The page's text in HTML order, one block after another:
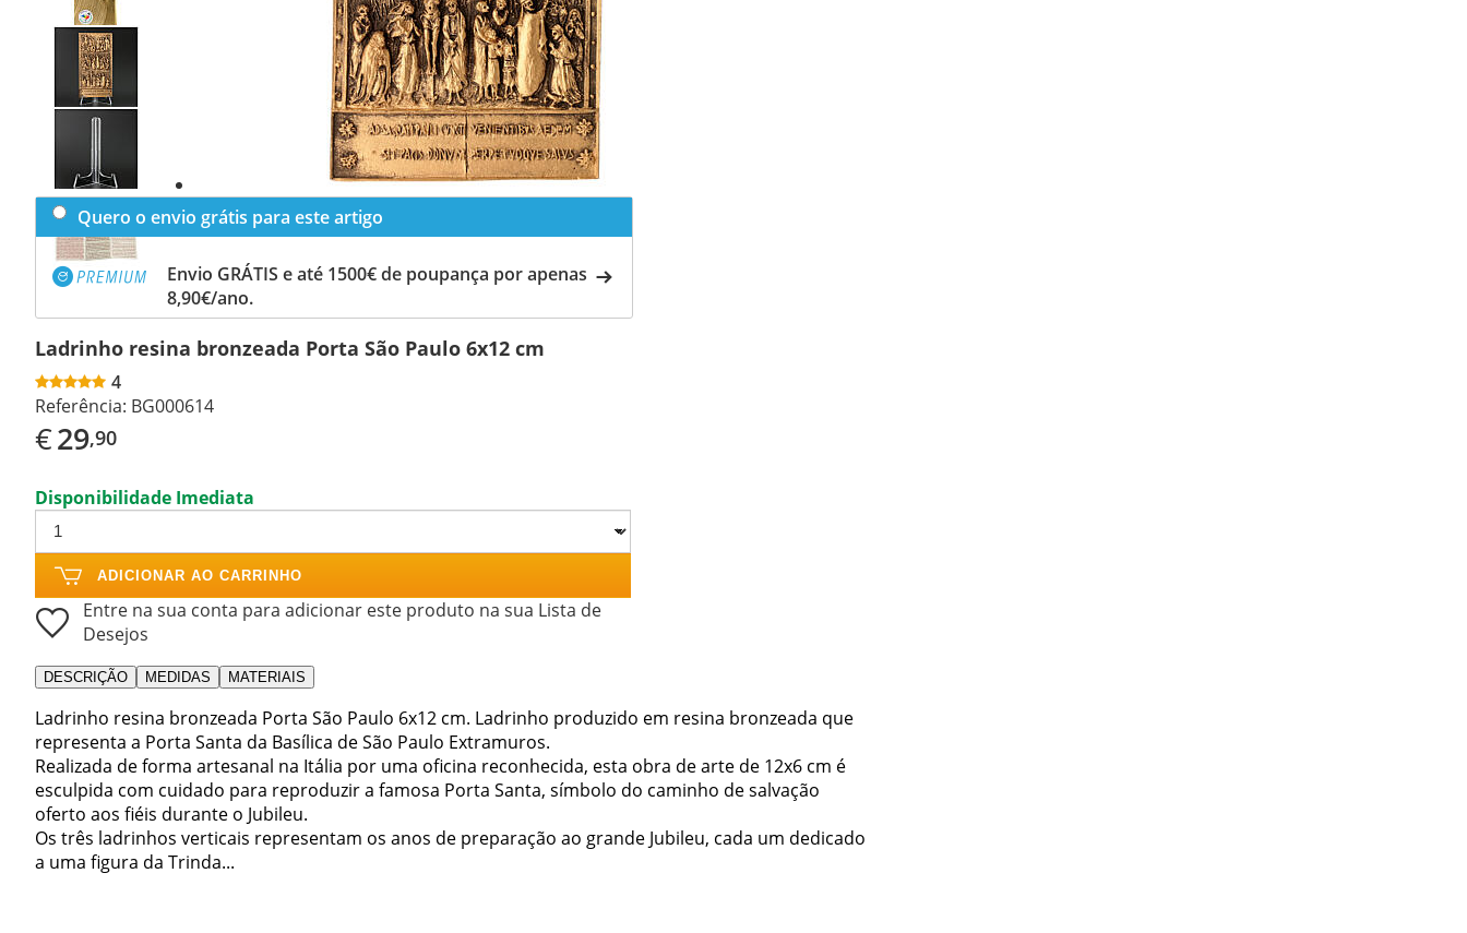
Previous
slide
Next
slide
Quero o envio grátis para este artigo
Envio GRÁTIS e até 1500€ de poupança por apenas
8,90€/ano.
Ladrinho resina bronzeada Porta São Paulo 6x12 cm
4
Referência: BG000614
€29,90
Disponibilidade Imediata
ADICIONAR AO CARRINHO
Entre na sua conta para adicionar este produto na sua Lista de
Desejos
DESCRIÇÃO MEDIDAS MATERIAIS
Ladrinho resina bronzeada Porta São Paulo 6x12 cm. Ladrinho produzido em resina bronzeada que
representa a Porta Santa da Basílica de São Paulo Extramuros.
Realizada de forma artesanal na Itália por uma oficina reconhecida, esta obra de arte de 12x6 cm é
esculpida com cuidado para reproduzir a famosa Porta Santa, símbolo do caminho de salvação
oferto aos fiéis durante o Jubileu.
Os três ladrinhos verticais representam os anos de preparação ao grande Jubileu, cada um dedicado
a uma figura da Trinda...